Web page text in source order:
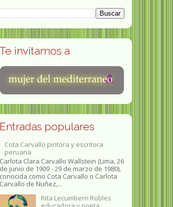
Te invitamos a
Entradas populares
Cota Carvallo pintora y escritora
peruana
Carlota Clara Carvallo Wallstein (Lima, 26
de junio de 1909 - 29 de marzo de 1980),
conocida como Cota Carvallo o Carlota
Carvallo de Nuñez,...
Rita Lecumberri Robles